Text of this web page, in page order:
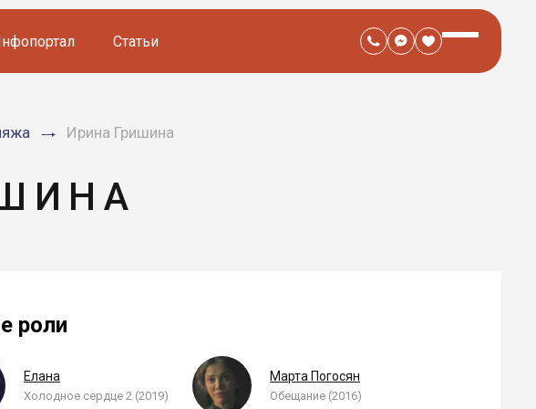
Статьи
Ирина Гришина
роли
Елана
Холодное сердце 2 (2019)
Марта Погосян
Обещание (2016)